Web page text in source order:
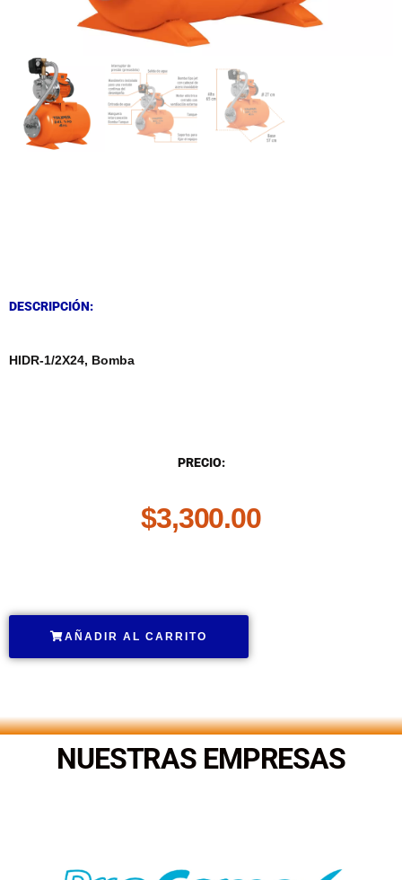
DESCRIPCIÓN:
HIDR-1/2X24, Bomba
PRECIO:
$3,300.00
AÑADIR AL CARRITO
NUESTRAS EMPRESAS